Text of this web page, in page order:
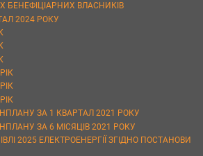
БЕНЕФІЦІАРНИХ ВЛАСНИКІВ
2024 РОКУ
ЗА 1 КВАРТАЛ 2021 РОКУ
ЗА 6 МІСЯЦІВ 2021 РОКУ
2025 ЕЛЕКТРОЕНЕРГІЇ ЗГІДНО ПОСТАНОВИ